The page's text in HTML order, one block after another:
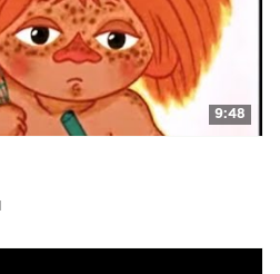
9:48